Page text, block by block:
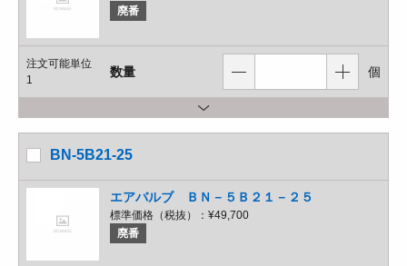
廃番
注文可能単位
1
数量 個
BN-5B21-25
エアバルブ ＢＮ－５Ｂ２１－２５
標準価格（税抜）： ¥49,700
廃番